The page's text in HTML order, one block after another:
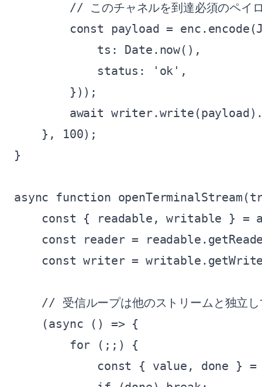
// このチャネルを到達必須のペイ
const payload =
            ts: Date.now(),
            status: 'ok',
        }));
await
    }, 100);
}
async function
const { readable, writable } =
const reader =
const writer =
// 受信ループは他のストリームと独立し
    (async () => {
        for (;;) {
const { value, done }